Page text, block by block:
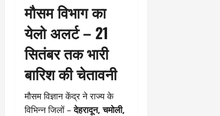
मौसम विभाग का
येलो अलर्ट – 21
सितंबर तक भारी
बारिश की चेतावनी
मौसम विज्ञान केंद्र ने राज्य के
विभिन्न जिलों –देहरादून, चमोली,